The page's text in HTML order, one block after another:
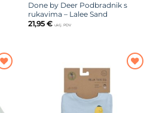
Done by Deer Podbradnik s
rukavima – Lalee Sand
21,95 € uklj. PDV